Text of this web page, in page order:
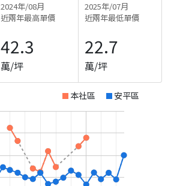
2024年/08月
近兩年最高單價
42.3
萬/坪
2025年/07月
近兩年最低單價
22.7
萬/坪
本社區 安平區